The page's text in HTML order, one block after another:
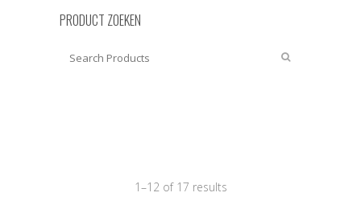
PRODUCT ZOEKEN
1–12 of 17 results